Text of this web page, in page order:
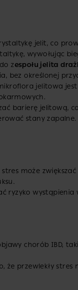
jelit, co
wywołując
zespołu jelita
bez określonej
jelitowa
barierę jelitową,
stany zapalne.
stres może
ryzyko wystąpienia
chorób IBD,
przewlekły stres